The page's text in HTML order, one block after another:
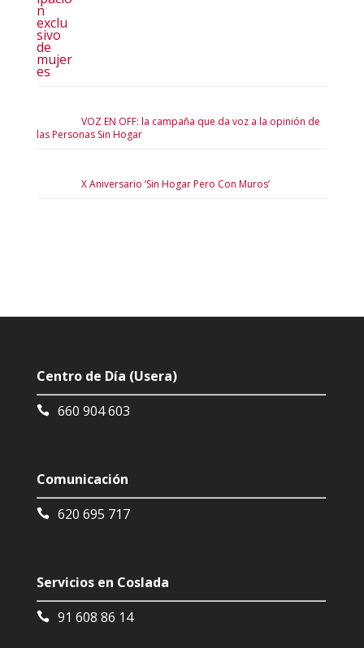
VOZ EN OFF: la campaña que da voz a la opinión de
las Personas Sin Hogar
X Aniversario ‘Sin Hogar Pero Con Muros’
Centro de Día (Usera)
660 904 603
Comunicación
620 695 717
Servicios en Coslada
91 608 86 14